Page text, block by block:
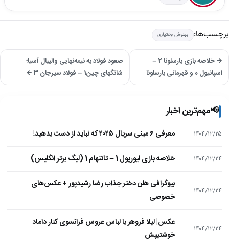
برچسب‌ها: بهنوش بختیاری
→ خلاصه بازی بارسلونا 2 –
اسپانیول 0 و قهرمانی بارسلونا
صعود فولاد به نیمه‌نهایی والیبال آسیا؛
شانگهای چین1 – فولاد سیرجان 3 ←
📢مهم‌ترین اخبار
۱۴۰۴/۱۲/۲۵ معرفی ۶ مینی سریال ۲۰۲۵ که نباید از دست بدهید!
۱۴۰۴/۱۲/۲۴ خلاصه بازی لیورپول 1 – تاتنهام 1 (لیگ برتر انگلیس)
۱۴۰۴/۱۲/۲۴
بیوگرافی هلن دختر جذاب رضا رشیدپور + عکس‌های
خصوصی
۱۴۰۴/۱۲/۲۴
عکس| لیلا فروهر با لباس عروس فرانسوی کنار داماد
خوشتیپش